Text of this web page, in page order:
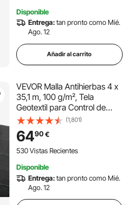
Disponible
Entrega:tan pronto como Mié.
Ago. 12
Añadir al carrito
VEVOR Malla Antihierbas 4 x
35,1 m, 100 g/m², Tela
Geotextil para Control de
Maleza Polipropileno Tejido
de Alta Densidad para
Exterior, Ventilación, Drenaje,
Invernaderos, Jardines,
(1,801)
6490€
530 Vistas Recientes
Disponible
Entrega:tan pronto como Mié.
Ago. 12